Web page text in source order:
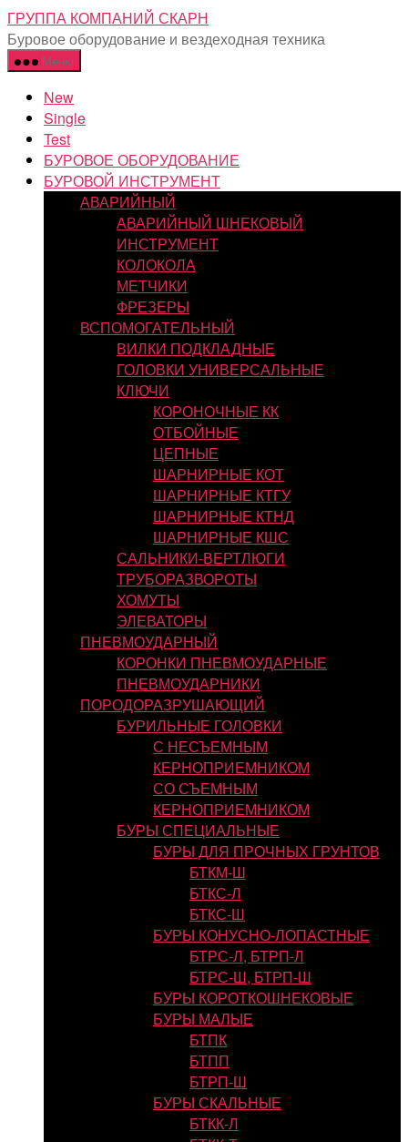
Перейти
к
содержимому
ГРУППА КОМПАНИЙ СКАРН
Буровое оборудование и вездеходная техника
Меню
New
Single
Test
БУРОВОЕ ОБОРУДОВАНИЕ
БУРОВОЙ ИНСТРУМЕНТ
АВАРИЙНЫЙ
АВАРИЙНЫЙ ШНЕКОВЫЙ
ИНСТРУМЕНТ
КОЛОКОЛА
МЕТЧИКИ
ФРЕЗЕРЫ
ВСПОМОГАТЕЛЬНЫЙ
ВИЛКИ ПОДКЛАДНЫЕ
ГОЛОВКИ УНИВЕРСАЛЬНЫЕ
КЛЮЧИ
КОРОНОЧНЫЕ КК
ОТБОЙНЫЕ
ЦЕПНЫЕ
ШАРНИРНЫЕ КОТ
ШАРНИРНЫЕ КТГУ
ШАРНИРНЫЕ КТНД
ШАРНИРНЫЕ КШС
САЛЬНИКИ-ВЕРТЛЮГИ
ТРУБОРАЗВОРОТЫ
ХОМУТЫ
ЭЛЕВАТОРЫ
ПНЕВМОУДАРНЫЙ
КОРОНКИ ПНЕВМОУДАРНЫЕ
ПНЕВМОУДАРНИКИ
ПОРОДОРАЗРУШАЮЩИЙ
БУРИЛЬНЫЕ ГОЛОВКИ
С НЕСЪЕМНЫМ
КЕРНОПРИЕМНИКОМ
СО СЪЕМНЫМ
КЕРНОПРИЕМНИКОМ
БУРЫ СПЕЦИАЛЬНЫЕ
БУРЫ ДЛЯ ПРОЧНЫХ ГРУНТОВ
БТКМ-Ш
БТКС-Л
БТКС-Ш
БУРЫ КОНУСНО-ЛОПАСТНЫЕ
БТРС-Л, БТРП-Л
БТРС-Ш, БТРП-Ш
БУРЫ КОРОТКОШНЕКОВЫЕ
БУРЫ МАЛЫЕ
БТПК
БТПП
БТРП-Ш
БУРЫ СКАЛЬНЫЕ
БТКК-Л